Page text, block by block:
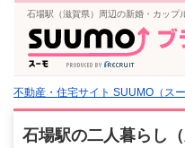
石場駅（滋賀県）周辺の新婚・カップ
不動産・住宅サイト SUUMO（ス
石場駅の二人暮らし